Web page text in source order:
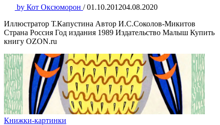
by Кот Оксюморон / 01.10.201204.08.2020
Иллюстратор Т.Капустина Автор И.С.Соколов-Микитов
Страна Россия Год издания 1989 Издательство Малыш Купить
книгу OZON.ru
Книжки-картинки